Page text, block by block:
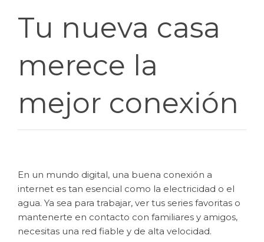
Tu nueva casa
merece la
mejor conexión
En un mundo digital, una buena conexión a
internet es tan esencial como la electricidad o el
agua. Ya sea para trabajar, ver tus series favoritas o
mantenerte en contacto con familiares y amigos,
necesitas una red fiable y de alta velocidad.